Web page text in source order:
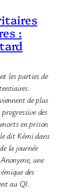
:
les parties de
de plus
des
en prison
dit Kémi dans
la journée
une
des
au QI.